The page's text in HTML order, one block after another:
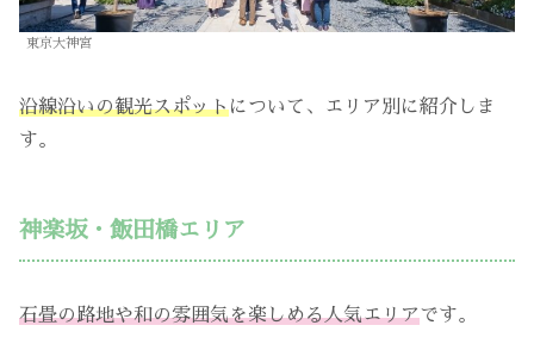
東京大神宮
沿線沿いの観光スポットについて、エリア別に紹介しま
す。
神楽坂・飯田橋エリア
石畳の路地や和の雰囲気を楽しめる人気エリアです。